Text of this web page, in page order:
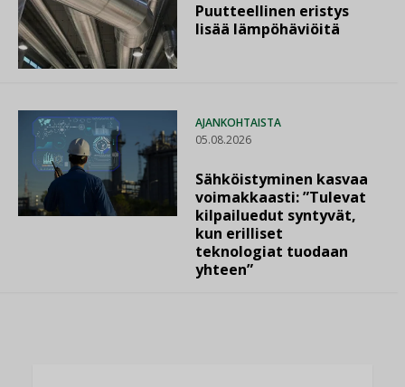
Puutteellinen eristys
lisää lämpöhäviöitä
AJANKOHTAISTA
05.08.2026
Sähköistyminen kasvaa
voimakkaasti: ”Tulevat
kilpailuedut syntyvät,
kun erilliset
teknologiat tuodaan
yhteen”